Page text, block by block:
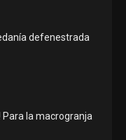
defenestrada
Para la macrogranja